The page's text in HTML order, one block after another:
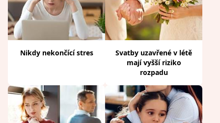
Nikdy nekončící stres
Svatby uzavřené v létě
mají vyšší riziko
rozpadu